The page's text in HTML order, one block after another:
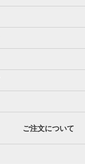
ご注文について